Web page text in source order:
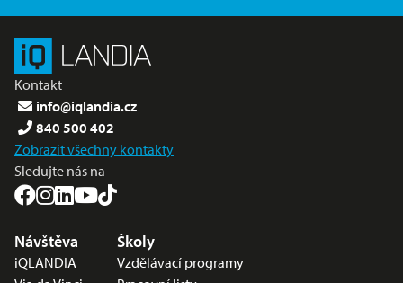
Kontakt
info@iqlandia.cz
840 500 402
Zobrazit všechny kontakty
Sledujte nás na
Nabídka v zápatí
Návštěva
iQLANDIA
Školy
Vzdělávací programy